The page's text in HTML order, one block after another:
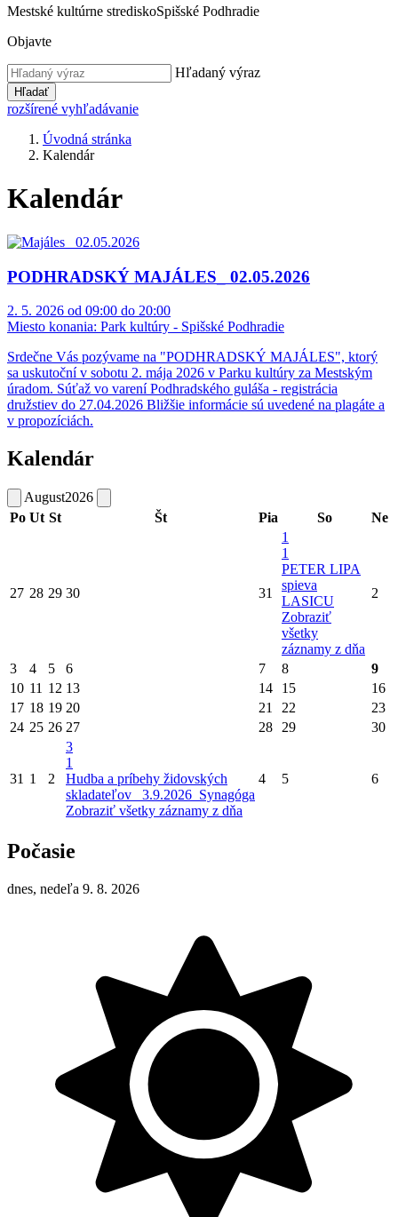
Mestské kultúrne strediskoSpišské Podhradie
Objavte
Hľadaný výraz
Hľadať
rozšírené vyhľadávanie
Úvodná stránka
Kalendár
Kalendár
PODHRADSKÝ MAJÁLES_ 02.05.2026
2. 5. 2026 od 09:00 do 20:00
Miesto konania: Park kultúry - Spišské Podhradie
Srdečne Vás pozývame na "PODHRADSKÝ MAJÁLES", ktorý
sa uskutoční v sobotu 2. mája 2026 v Parku kultúry za Mestským
úradom. Súťaž vo varení Podhradského guláša - registrácia
družstiev do 27.04.2026 Bližšie informácie sú uvedené na plagáte a
v propozíciách.
Kalendár
August2026
Po Ut St Št Pia So Ne
27 28 29 30 31
1
1
PETER LIPA
spieva
LASICU
Zobraziť
všetky
záznamy z dňa
2
3 4 5 6 7 8
9
10 11 12 13 14 15
16
17 18 19 20 21 22
23
24 25 26 27 28 29 30
31 1 2
3
1
Hudba a príbehy židovských
skladateľov_ 3.9.2026_Synagóga
Zobraziť všetky záznamy z dňa
4 5 6
Počasie
dnes, nedeľa 9. 8. 2026